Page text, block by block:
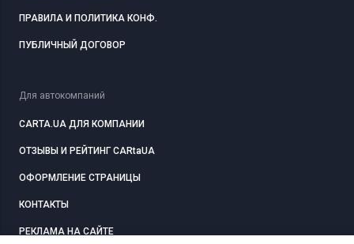
ПРАВИЛА И ПОЛИТИКА КОНФ.
ПУБЛИЧНЫЙ ДОГОВОР
Для автокомпаний
CARTA.UA ДЛЯ КОМПАНИИ
ОТЗЫВЫ И РЕЙТИНГ CARtaUA
ОФОРМЛЕНИЕ СТРАНИЦЫ
КОНТАКТЫ
РЕКЛАМА НА САЙТЕ